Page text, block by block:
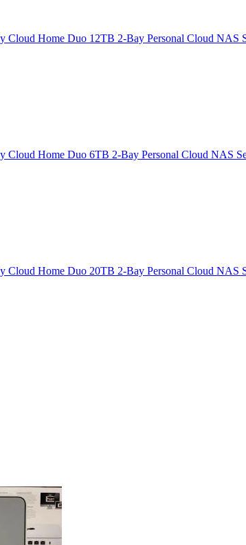
Cloud Home Duo 12TB 2-Bay Personal Cloud NAS
Cloud Home Duo 6TB 2-Bay Personal Cloud NAS
Cloud Home Duo 20TB 2-Bay Personal Cloud NAS